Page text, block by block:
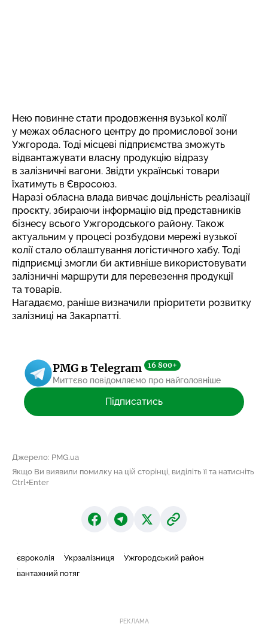
Нею повинне стати продовження вузької колії
у межах обласного центру до промислової зони
Ужгорода. Тоді місцеві підприємства зможуть
відвантажувати власну продукцію відразу
в залізничні вагони. Звідти українські товари
їхатимуть в Євросоюз.
Наразі обласна влада вивчає доцільність реалізації
проєкту, збираючи інформацію від представників
бізнесу всього Ужгородського району. Також
актуальним у процесі розбудови мережі вузької
колії стало облаштування логістичного хабу. Тоді
підприємці змогли би активніше використовувати
залізничні маршрути для перевезення продукції
та товарів.
Нагадаємо, раніше визначили пріоритети розвитку
залізниці на Закарпатті.
PMG в Telegram 16 800+
Миттєво повідомляємо про найголовніше
Підписатись
Джерело: PMG.ua
Якщо Ви виявили помилку на цій сторінці, виділіть її та натисніть
Ctrl+Enter
євроколія Укрзалізниця
Ужгородський район
вантажний потяг
РЕКЛАМА